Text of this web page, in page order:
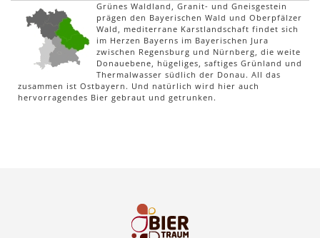
Grünes Waldland, Granit- und Gneisgestein
prägen den Bayerischen Wald und Oberpfälzer
Wald, mediterrane Karstlandschaft findet sich
im Herzen Bayerns im Bayerischen Jura
zwischen Regensburg und Nürnberg, die weite
Donauebene, hügeliges, saftiges Grünland und
Thermalwasser südlich der Donau. All das
zusammen ist Ostbayern. Und natürlich wird hier auch
hervorragendes Bier gebraut und getrunken.